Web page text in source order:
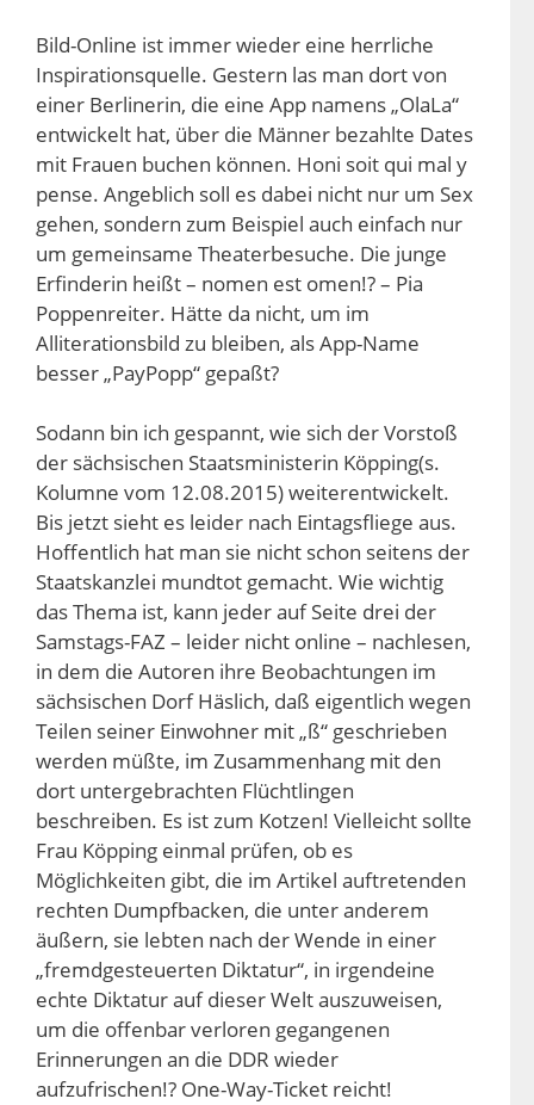
Bild-Online ist immer wieder eine herrliche
Inspirationsquelle. Gestern las man dort von
einer Berlinerin, die eine App namens „OlaLa“
entwickelt hat, über die Männer bezahlte Dates
mit Frauen buchen können. Honi soit qui mal y
pense. Angeblich soll es dabei nicht nur um Sex
gehen, sondern zum Beispiel auch einfach nur
um gemeinsame Theaterbesuche. Die junge
Erfinderin heißt – nomen est omen!? – Pia
Poppenreiter. Hätte da nicht, um im
Alliterationsbild zu bleiben, als App-Name
besser „PayPopp“ gepaßt?
Sodann bin ich gespannt, wie sich der Vorstoß
der sächsischen Staatsministerin Köpping(s.
Kolumne vom 12.08.2015) weiterentwickelt.
Bis jetzt sieht es leider nach Eintagsfliege aus.
Hoffentlich hat man sie nicht schon seitens der
Staatskanzlei mundtot gemacht. Wie wichtig
das Thema ist, kann jeder auf Seite drei der
Samstags-FAZ – leider nicht online – nachlesen,
in dem die Autoren ihre Beobachtungen im
sächsischen Dorf Häslich, daß eigentlich wegen
Teilen seiner Einwohner mit „ß“ geschrieben
werden müßte, im Zusammenhang mit den
dort untergebrachten Flüchtlingen
beschreiben. Es ist zum Kotzen! Vielleicht sollte
Frau Köpping einmal prüfen, ob es
Möglichkeiten gibt, die im Artikel auftretenden
rechten Dumpfbacken, die unter anderem
äußern, sie lebten nach der Wende in einer
„fremdgesteuerten Diktatur“, in irgendeine
echte Diktatur auf dieser Welt auszuweisen,
um die offenbar verloren gegangenen
Erinnerungen an die DDR wieder
aufzufrischen!? One-Way-Ticket reicht!